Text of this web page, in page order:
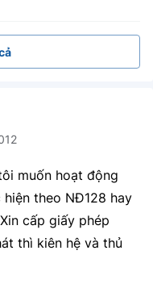
muốn hoạt động
theo NĐ128 hay
cấp giấy phép
thì kiên hệ và thủ